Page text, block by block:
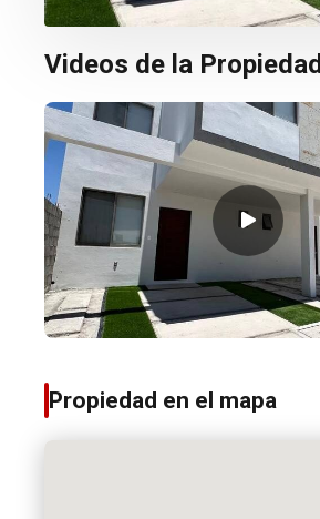
Videos de la Propiedad
Propiedad en el mapa